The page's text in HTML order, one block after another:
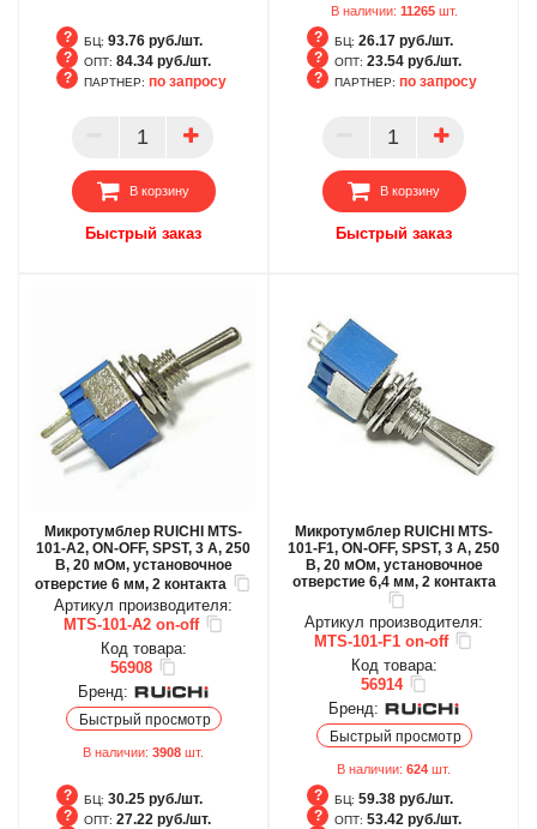
БЦ: 93.76 руб./шт.
ОПТ: 84.34 руб./шт.
ПАРТНЕР
ПАРТНЕР: по запросу
В корзину
Быстрый заказ
В наличии: 11265шт.
БЦ: 26.17 руб./шт.
ОПТ: 23.54 руб./шт.
ПАРТНЕР
ПАРТНЕР: по запросу
В корзину
Быстрый заказ
Микротумблер RUICHI MTS-
101-A2, ON-OFF, SPST, 3 А, 250
В, 20 мОм, установочное
отверстие 6 мм, 2 контакта
Артикул производителя:
MTS-101-A2 on-off
Код товара:
56908
Бренд:
Быстрый просмотр
В наличии: 3908 шт.
БЦ: 30.25 руб./шт.
ОПТ: 27.22 руб./шт.
Микротумблер RUICHI MTS-
101-F1, ON-OFF, SPST, 3 А, 250
В, 20 мОм, установочное
отверстие 6,4 мм, 2 контакта
Артикул производителя:
MTS-101-F1 on-off
Код товара:
56914
Бренд:
Быстрый просмотр
В наличии: 624 шт.
БЦ: 59.38 руб./шт.
ОПТ: 53.42 руб./шт.